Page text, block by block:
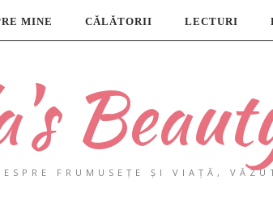
MINE CĂLĂTORII LECTURI
FRUMUSEȚE ȘI VIAȚĂ,